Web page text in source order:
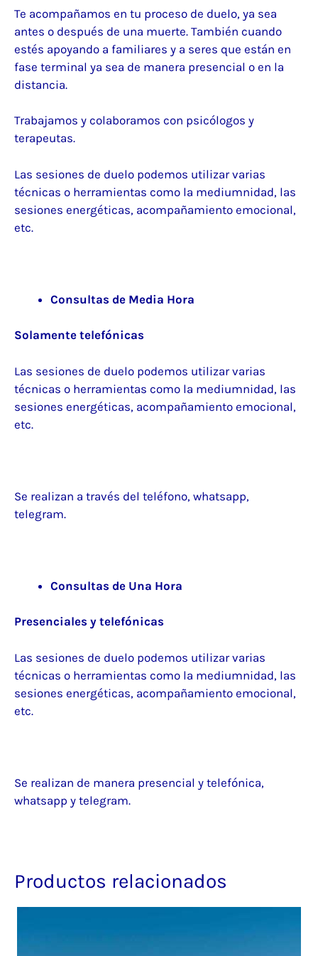
Te acompañamos en tu proceso de duelo, ya sea
antes o después de una muerte. También cuando
estés apoyando a familiares y a seres que están en
fase terminal ya sea de manera presencial o en la
distancia.
Trabajamos y colaboramos con psicólogos y
terapeutas.
Las sesiones de duelo podemos utilizar varias
técnicas o herramientas como la mediumnidad, las
sesiones energéticas, acompañamiento emocional,
etc.
Consultas de Media Hora
Solamente telefónicas
Las sesiones de duelo podemos utilizar varias
técnicas o herramientas como la mediumnidad, las
sesiones energéticas, acompañamiento emocional,
etc.
Se realizan a través del teléfono, whatsapp,
telegram.
Consultas de Una Hora
Presenciales y telefónicas
Las sesiones de duelo podemos utilizar varias
técnicas o herramientas como la mediumnidad, las
sesiones energéticas, acompañamiento emocional,
etc.
Se realizan de manera presencial y telefónica,
whatsapp y telegram.
Productos relacionados